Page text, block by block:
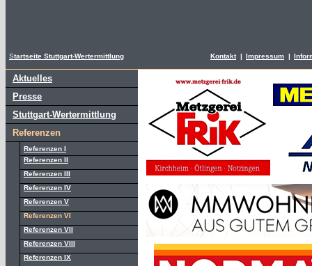
Startseite Stuttgart-Wertermittlung Kontakt | Impressum |
Aktuelles
Presse
Stuttgart-Wertermittlung
Referenzen
Referenzen I
Referenzen II
Referenzen III
Referenzen IV
Referenzen V
Referenzen VI
Referenzen VII
Referenzen VIII
Referenzen IX